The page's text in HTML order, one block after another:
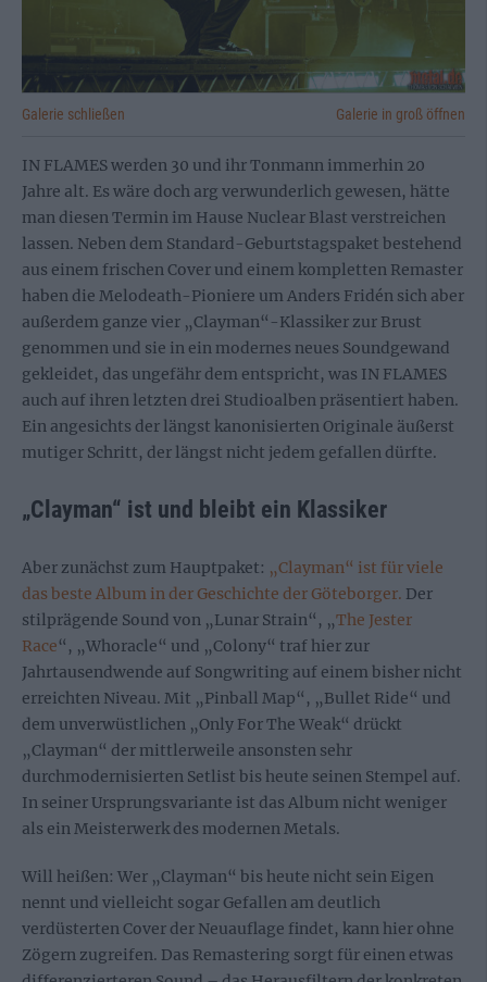
Galerie schließen Galerie in groß öffnen
IN FLAMES werden 30 und ihr Tonmann immerhin 20
Jahre alt. Es wäre doch arg verwunderlich gewesen, hätte
man diesen Termin im Hause Nuclear Blast verstreichen
lassen. Neben dem Standard-Geburtstagspaket bestehend
aus einem frischen Cover und einem kompletten Remaster
haben die Melodeath-Pioniere um Anders Fridén sich aber
außerdem ganze vier „Clayman“-Klassiker zur Brust
genommen und sie in ein modernes neues Soundgewand
gekleidet, das ungefähr dem entspricht, was IN FLAMES
auch auf ihren letzten drei Studioalben präsentiert haben.
Ein angesichts der längst kanonisierten Originale äußerst
mutiger Schritt, der längst nicht jedem gefallen dürfte.
„Clayman“ ist und bleibt ein Klassiker
Aber zunächst zum Hauptpaket: „Clayman“ ist für viele
das beste Album in der Geschichte der Göteborger. Der
stilprägende Sound von „Lunar Strain“, „The Jester
Race“, „Whoracle“ und „Colony“ traf hier zur
Jahrtausendwende auf Songwriting auf einem bisher nicht
erreichten Niveau. Mit „Pinball Map“, „Bullet Ride“ und
dem unverwüstlichen „Only For The Weak“ drückt
„Clayman“ der mittlerweile ansonsten sehr
durchmodernisierten Setlist bis heute seinen Stempel auf.
In seiner Ursprungsvariante ist das Album nicht weniger
als ein Meisterwerk des modernen Metals.
Will heißen: Wer „Clayman“ bis heute nicht sein Eigen
nennt und vielleicht sogar Gefallen am deutlich
verdüsterten Cover der Neuauflage findet, kann hier ohne
Zögern zugreifen. Das Remastering sorgt für einen etwas